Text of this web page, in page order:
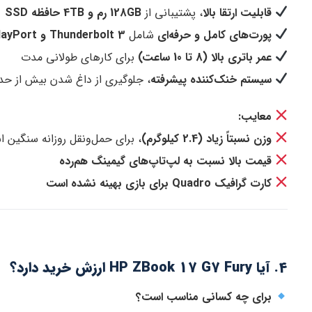
قابلیت ارتقا بالا، پشتیبانی از128GB رم و 4TB حافظه SSD
پورت‌های کامل و حرفه‌ای شامل Thunderbolt 3 و Mini DisplayPort
عمر باتری بالا (8 تا 10 ساعت)
برای کارهای طولانی مدت
سیستم خنک‌کننده پیشرفته، جلوگیری از داغ شدن بیش از
معایب:
وزن نسبتاً زیاد (2.4 کیلوگرم)
، برای حمل‌ونقل روزانه
قیمت بالا نسبت به لپ‌تاپ‌های گیمینگ هم‌رده
کارت گرافیک Quadro برای بازی بهینه نشده است
4. آیا HP ZBook 17 G7 Fury ارزش خرید دارد؟
برای چه کسانی مناسب است؟